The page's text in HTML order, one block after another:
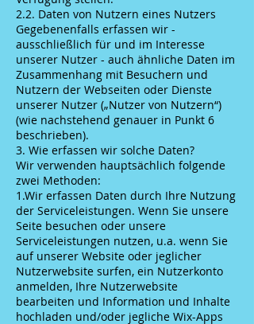
2.2. Daten von Nutzern eines Nutzers
Gegebenenfalls erfassen wir -
ausschließlich für und im Interesse
unserer Nutzer - auch ähnliche Daten im
Zusammenhang mit Besuchern und
Nutzern der Webseiten oder Dienste
unserer Nutzer („Nutzer von Nutzern“)
(wie nachstehend genauer in Punkt 6
beschrieben).
3. Wie erfassen wir solche Daten?
Wir verwenden hauptsächlich folgende
zwei Methoden:
1.Wir erfassen Daten durch Ihre Nutzung
der Serviceleistungen. Wenn Sie unsere
Seite besuchen oder unsere
Serviceleistungen nutzen, u.a. wenn Sie
auf unserer Website oder jeglicher
Nutzerwebsite surfen, ein Nutzerkonto
anmelden, Ihre Nutzerwebsite
bearbeiten und Information und Inhalte
hochladen und/oder jegliche Wix-Apps